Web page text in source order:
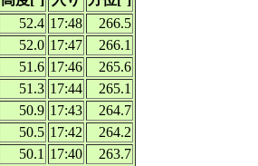
52.4 17:48
266.5
52.0 17:47
266.1
51.6 17:46
265.6
51.3 17:44
265.1
50.9 17:43
264.7
50.5 17:42
264.2
50.1 17:40
263.7